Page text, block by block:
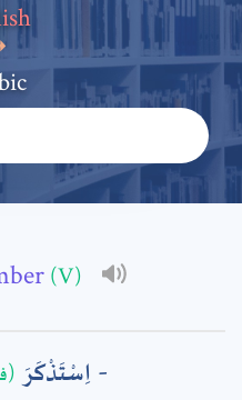
(V)
اِسْتَذْكَرَ